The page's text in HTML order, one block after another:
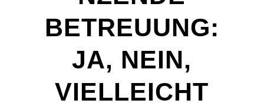
BETREUUNG:
JA, NEIN,
VIELLEICHT